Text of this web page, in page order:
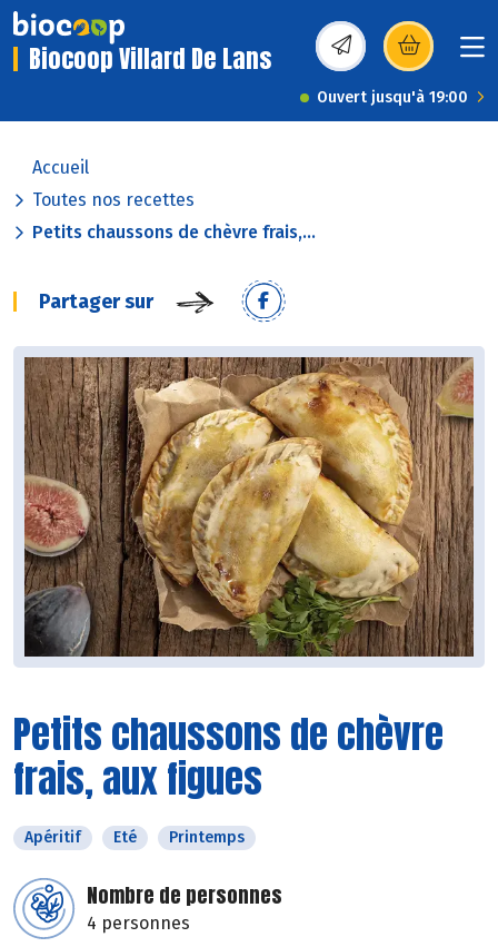
Biocoop Villard De Lans (s’ouvre dans une
Ouvert jusqu'à 19:00
Accueil
Toutes nos recettes
Petits chaussons de chèvre frais,...
Partager sur
Petits chaussons de chèvre
frais, aux figues
Apéritif Eté Printemps
Nombre de personnes
4 personnes